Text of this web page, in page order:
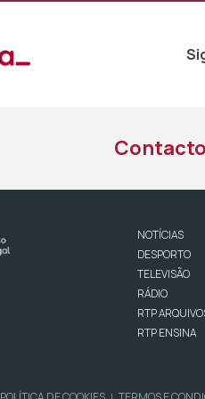
NOTÍCIAS
DESPORTO
TELEVISÃO
RÁDIO
RTP
RTP ENSINA